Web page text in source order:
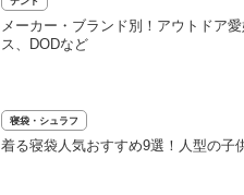
メーカー・ブランド別！アウトドア
ス、DODなど
寝袋・シュラフ
着る寝袋人気おすすめ9選！人型の子